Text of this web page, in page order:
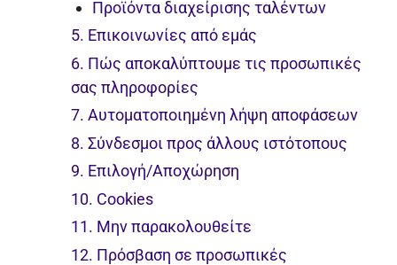
Προϊόντα διαχείρισης ταλέντων
5. Επικοινωνίες από εμάς
6. Πώς αποκαλύπτουμε τις προσωπικές
σας πληροφορίες
7. Αυτοματοποιημένη λήψη αποφάσεων
8. Σύνδεσμοι προς άλλους ιστότοπους
9. Επιλογή/Αποχώρηση
10. Cookies
11. Μην παρακολουθείτε
12. Πρόσβαση σε προσωπικές